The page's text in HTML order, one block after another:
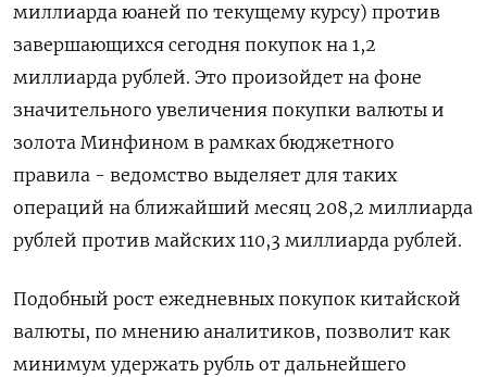
миллиарда юаней по текущему курсу) против
завершающихся сегодня покупок ‌на 1,2
миллиарда рублей. Это произойдет на фоне
значительного увеличения покупки валюты и
золота Минфином в рамках бюджетного
правила - ведомство выделяет для таких
операций на ближайший месяц 208,2 миллиарда
рублей против майских 110,3 миллиарда рублей.
Подобный рост ​ежедневных покупок китайской
валюты, по мнению аналитиков, ​позволит как
минимум удержать ‌рубль от дальнейшего